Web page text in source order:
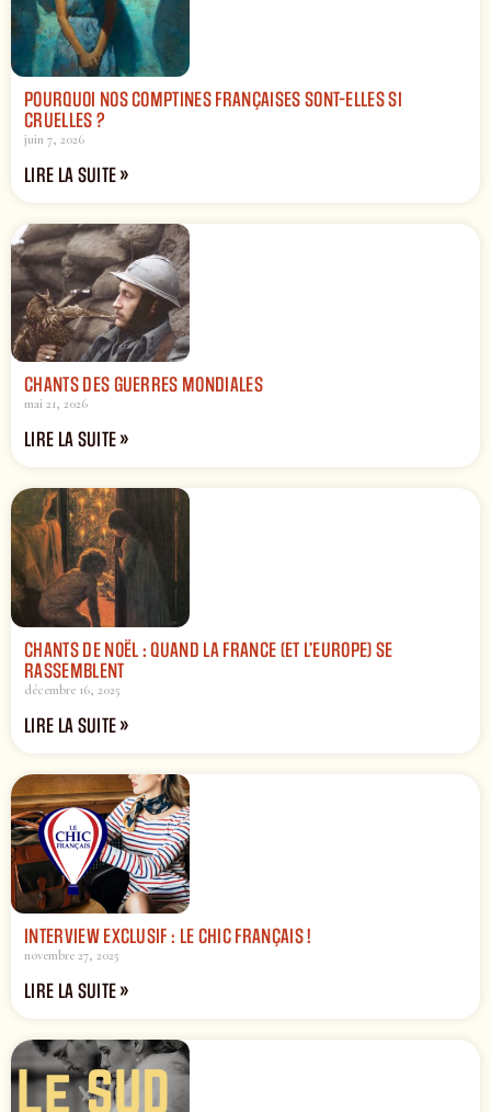
POURQUOI NOS COMPTINES FRANÇAISES SONT-ELLES SI
CRUELLES ?
juin 7, 2026
LIRE LA SUITE »
CHANTS DES GUERRES MONDIALES
mai 21, 2026
LIRE LA SUITE »
CHANTS DE NOËL : QUAND LA FRANCE (ET L’EUROPE) SE
RASSEMBLENT
décembre 16, 2025
LIRE LA SUITE »
INTERVIEW EXCLUSIF : LE CHIC FRANÇAIS !
novembre 27, 2025
LIRE LA SUITE »